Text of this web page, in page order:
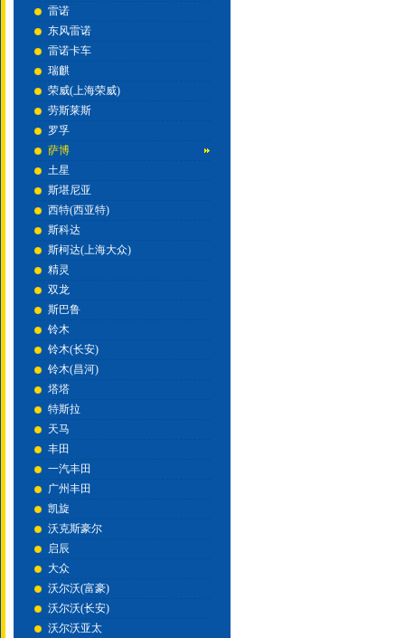
雷诺
东风雷诺
雷诺卡车
瑞麒
荣威(上海荣威)
劳斯莱斯
罗孚
萨博
土星
斯堪尼亚
西特(西亚特)
斯科达
斯柯达(上海大众)
精灵
双龙
斯巴鲁
铃木
铃木(长安)
铃木(昌河)
塔塔
特斯拉
天马
丰田
一汽丰田
广州丰田
凯旋
沃克斯豪尔
启辰
大众
沃尔沃(富豪)
沃尔沃(长安)
沃尔沃亚太